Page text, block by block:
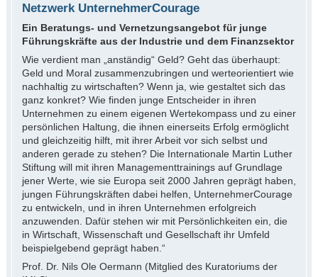
Netzwerk UnternehmerCourage
Ein Beratungs- und Vernetzungsangebot für junge
Führungskräfte aus der Industrie und dem Finanzsektor
Wie verdient man „anständig“ Geld? Geht das überhaupt:
Geld und Moral zusammenzubringen und werteorientiert wie
nachhaltig zu wirtschaften? Wenn ja, wie gestaltet sich das
ganz konkret? Wie finden junge Entscheider in ihren
Unternehmen zu einem eigenen Wertekompass und zu einer
persönlichen Haltung, die ihnen einerseits Erfolg ermöglicht
und gleichzeitig hilft, mit ihrer Arbeit vor sich selbst und
anderen gerade zu stehen? Die Internationale Martin Luther
Stiftung will mit ihren Managementtrainings auf Grundlage
jener Werte, wie sie Europa seit 2000 Jahren geprägt haben,
jungen Führungskräften dabei helfen, UnternehmerCourage
zu entwickeln, und in ihren Unternehmen erfolgreich
anzuwenden. Dafür stehen wir mit Persönlichkeiten ein, die
in Wirtschaft, Wissenschaft und Gesellschaft ihr Umfeld
beispielgebend geprägt haben.“
Prof. Dr. Nils Ole Oermann (Mitglied des Kuratoriums der